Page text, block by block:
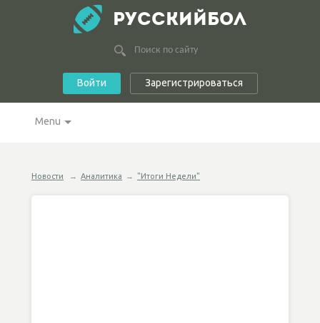
РУССКИЙБОЛ
Войти Зарегистрироваться
Menu
Новости → Аналитика → "Итоги Недели"